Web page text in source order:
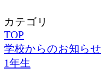
カテゴリ
TOP
学校からのお知らせ
1年生